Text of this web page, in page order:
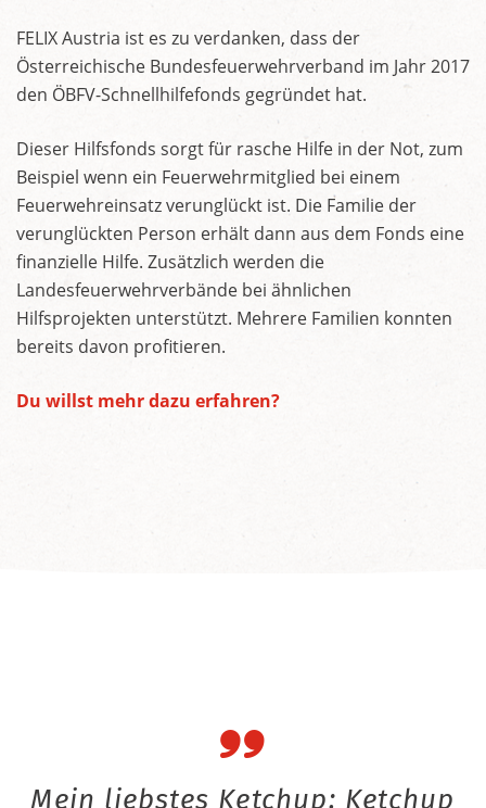
FELIX Austria ist es zu verdanken, dass der
Österreichische Bundesfeuerwehrverband im Jahr 2017
den ÖBFV-Schnellhilfefonds gegründet hat.
Dieser Hilfsfonds sorgt für rasche Hilfe in der Not, zum
Beispiel wenn ein Feuerwehrmitglied bei einem
Feuerwehreinsatz verunglückt ist. Die Familie der
verunglückten Person erhält dann aus dem Fonds eine
finanzielle Hilfe. Zusätzlich werden die
Landesfeuerwehrverbände bei ähnlichen
Hilfsprojekten unterstützt. Mehrere Familien konnten
bereits davon profitieren.
Du willst mehr dazu erfahren?
Mein liebstes Ketchup: Ketchup